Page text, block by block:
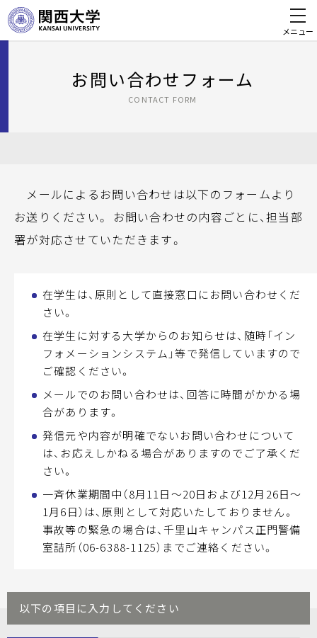
メニュー
お問い合わせフォーム
CONTACT FORM
メールによるお問い合わせは以下のフォームより
お送りください。 お問い合わせの内容ごとに、担当部
署が対応させていただきます。
在学生は、原則として直接窓口にお問い合わせくだ
さい。
在学生に対する大学からのお知らせは、随時「イン
フォメーションシステム」等で発信していますので
ご確認ください。
メールでのお問い合わせは、回答に時間がかかる場
合があります。
発信元や内容が明確でないお問い合わせについて
は、お応えしかねる場合がありますのでご了承くだ
さい。
一斉休業期間中（8月11日～20日および12月26日～
1月6日）は、原則として対応いたしておりません。
事故等の緊急の場合は、千里山キャンパス正門警備
室詰所（06-6388-1125）までご連絡ください。
以下の項目に入力してください